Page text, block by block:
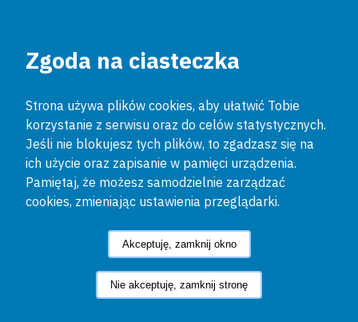
Zgoda na ciasteczka
Strona używa plików cookies, aby ułatwić Tobie
korzystanie z serwisu oraz do celów statystycznych.
Jeśli nie blokujesz tych plików, to zgadzasz się na
ich użycie oraz zapisanie w pamięci urządzenia.
Pamiętaj, że możesz samodzielnie zarządzać
cookies, zmieniając ustawienia przeglądarki.
Akceptuję, zamknij okno
Nie akceptuję, zamknij stronę